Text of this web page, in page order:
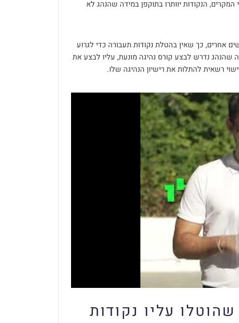
הנקודות יוותרו בתוקפן במידה שהנהג לא
אחרים, כך שאין בהטלת נקודות תעבורה כדי לגרוע
שהנהג נדרש לבצע קורס נהיגה מונעת, עליו לבצע את
רשאית להתלות את רישיון הנהיגה שלו.
עליו נקודות